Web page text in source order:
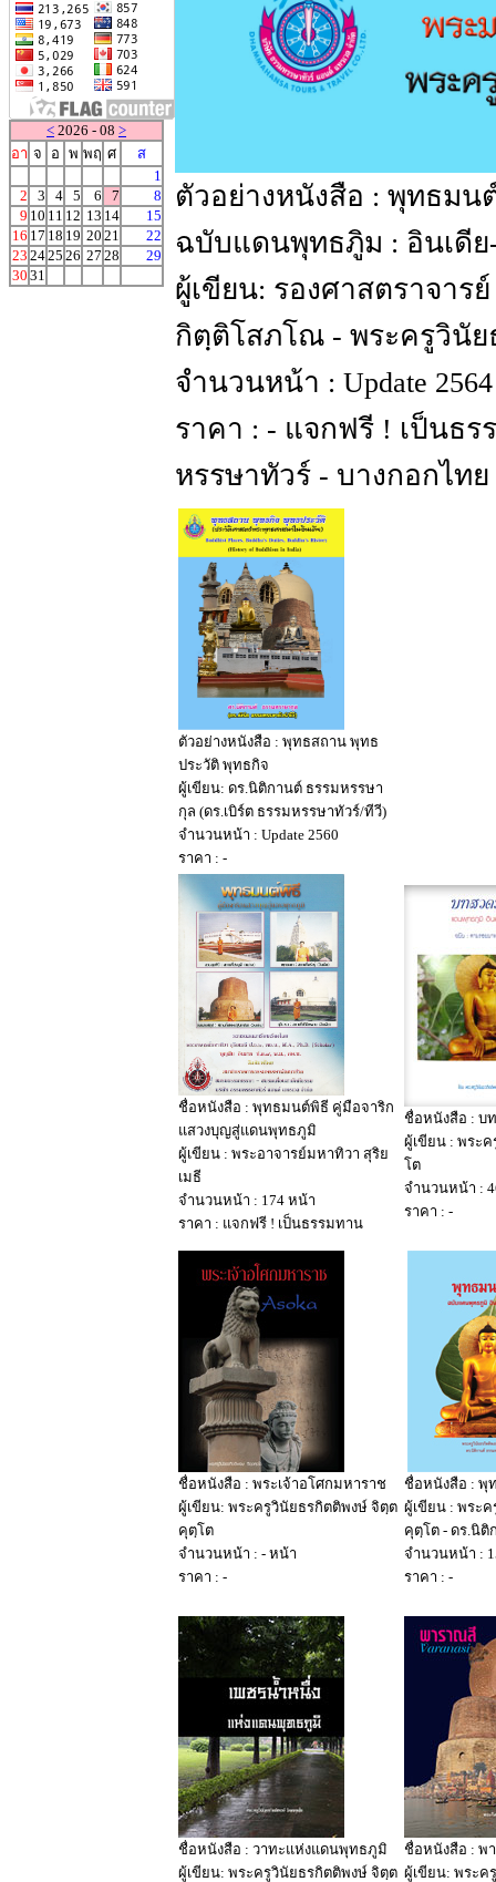
< 2026 - 08 >
อา จ อ พ พฤ ศ
ส
1
2
3 4 5 6 7
8
9 10 11 12 13 14
15
16 17 18 19 20 21
22
23 2425 26 27 28
29
30 31
ตัวอย่างหนังสือ : พุทธมน
ฉบับแดนพุทธภูิม : อินเดีย
ผู้เขียน: รองศาสตราจา
กิตฺติโสภโณ - พระครูวินัย
จำนวนหน้า : Update 2564
ราคา : - แจกฟรี ! เป็นธ
หรรษาทัวร์ - บางกอกไทย
ตัวอย่างหนังสือ : พุทธสถาน พุทธ
ประวัติ พุทธกิจ
ผู้เขียน: ดร.นิติกานต์ ธรรมหรรษา
กุล (ดร.เบิร์ต ธรรมหรรษาทัวร์/ทีวี)
จำนวนหน้า : Update 2560
ราคา : -
ชื่อหนังสือ : พุทธมนต์พิธี คู่มือจาริก
แสวงบุญสู่แดนพุทธภูมิ
ผู้เขียน : พระอาจารย์มหาทิวา สุริย
เมธี
จำนวนหน้า : 174 หน้า
ราคา : แจกฟรี ! เป็นธรรมทาน
ชื่อหนังสือ : บ
ผู้เขียน : พระ
โต
จำนวนหน้า :
ราคา : -
ชื่อหนังสือ : พระเจ้าอโศกมหาราช
ผู้เขียน: พระครูวินัยธรกิตติพงษ์ จิตฺต
คุตฺโต
จำนวนหน้า : - หน้า
ราคา : -
ชื่อหนังสือ : พุ
ผู้เขียน : พระ
คุตฺโต - ดร.นิติ
จำนวนหน้า :
ราคา : -
ชื่อหนังสือ : วาทะแห่งแดนพุทธภูมิ
ผู้เขียน: พระครูวินัยธรกิตติพงษ์ จิตฺต
ชื่อหนังสือ : พ
ผู้เขียน: พระค